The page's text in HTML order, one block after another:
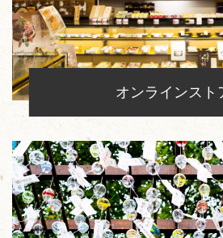
オンラインスト